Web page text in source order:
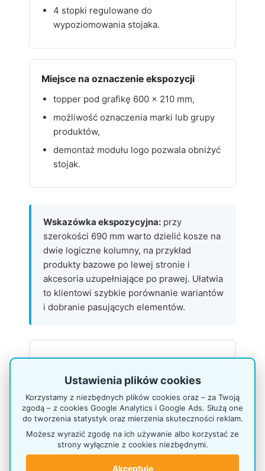
4 stopki regulowane do
wypoziomowania stojaka.
Miejsce na oznaczenie ekspozycji
topper pod grafikę 600 x 210 mm,
możliwość oznaczenia marki lub grupy
produktów,
demontaż modułu logo pozwala obniżyć
stojak.
Wskazówka ekspozycyjna: przy
szerokości 690 mm warto dzielić kosze na
dwie logiczne kolumny, na przykład
produkty bazowe po lewej stronie i
akcesoria uzupełniające po prawej. Ułatwia
to klientowi szybkie porównanie wariantów
i dobranie pasujących elementów.
FAQ – PYTANIA I
ODPOWIEDZI
Czy można zwiększyć liczbę
koszy w tym stojaku?
Tak, stojak można rozbudować do 12
koszy. Jest to przydatne przy
Ustawienia plików cookies
Korzystamy z niezbędnych plików cookies oraz – za Twoją
zgodą – z cookies Google Analytics i Google Ads. Służą one
do tworzenia statystyk oraz mierzenia skuteczności reklam.
Możesz wyrazić zgodę na ich używanie albo korzystać ze
strony wyłącznie z cookies niezbędnymi.
Akceptuję